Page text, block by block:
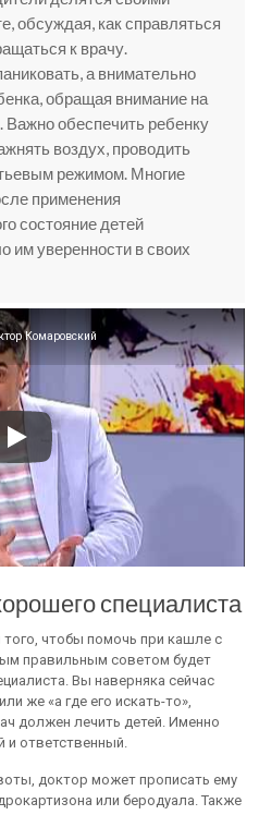
обсуждая, как справляться
к врачу.
а внимательно
обращая внимание на
обеспечить ребенку
воздух, проводить
режимом. Многие
применения
состояние детей
им уверенности в своих
Комаровский
специалиста
чтобы помочь при кашле с
правильным советом будет
Вы наверняка сейчас
же «а где его искать-то»,
должен лечить детей. Именно
и ответственный.
доктор может прописать ему
или беродуала. Также